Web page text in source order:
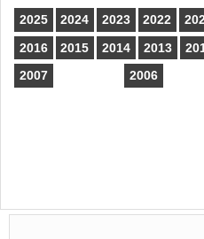
2025 2024 2023 2022
2016
2015 2014 2013
2007
2006